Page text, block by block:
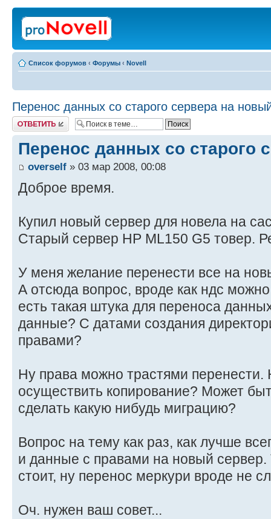
Список форумов ‹ Форумы ‹ Novell
Перенос данных со старого сервера на
Ответить
Перенос данных со старого
overself » 03 мар 2008, 00:08
Доброе время.
Купил новый сервер для новела на
Старый сервер HP ML150 G5 товер.
У меня желание перенести все на
А отсюда вопрос, вроде как ндс
есть такая штука для переноса
данные? С датами создания
правами?
Ну права можно трастями перенести.
осуществить копирование? Может
сделать какую нибудь миграцию?
Вопрос на тему как раз, как лучше
и данные с правами на новый
стоит, ну перенос меркури вроде не
Оч. нужен ваш совет...